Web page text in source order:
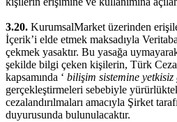
3.20. KurumsalMarket üzerinden
İçerik’i elde etmek maksadıyla
çekmek yasaktır. Bu yasağa
şekilde bilgi çeken kişilerin, Türk
kapsamında ‘ bilişim sistemine
gerçekleştirmeleri sebebiyle
cezalandırılmaları amacıyla Şirket
duyurusunda bulunulacaktır.